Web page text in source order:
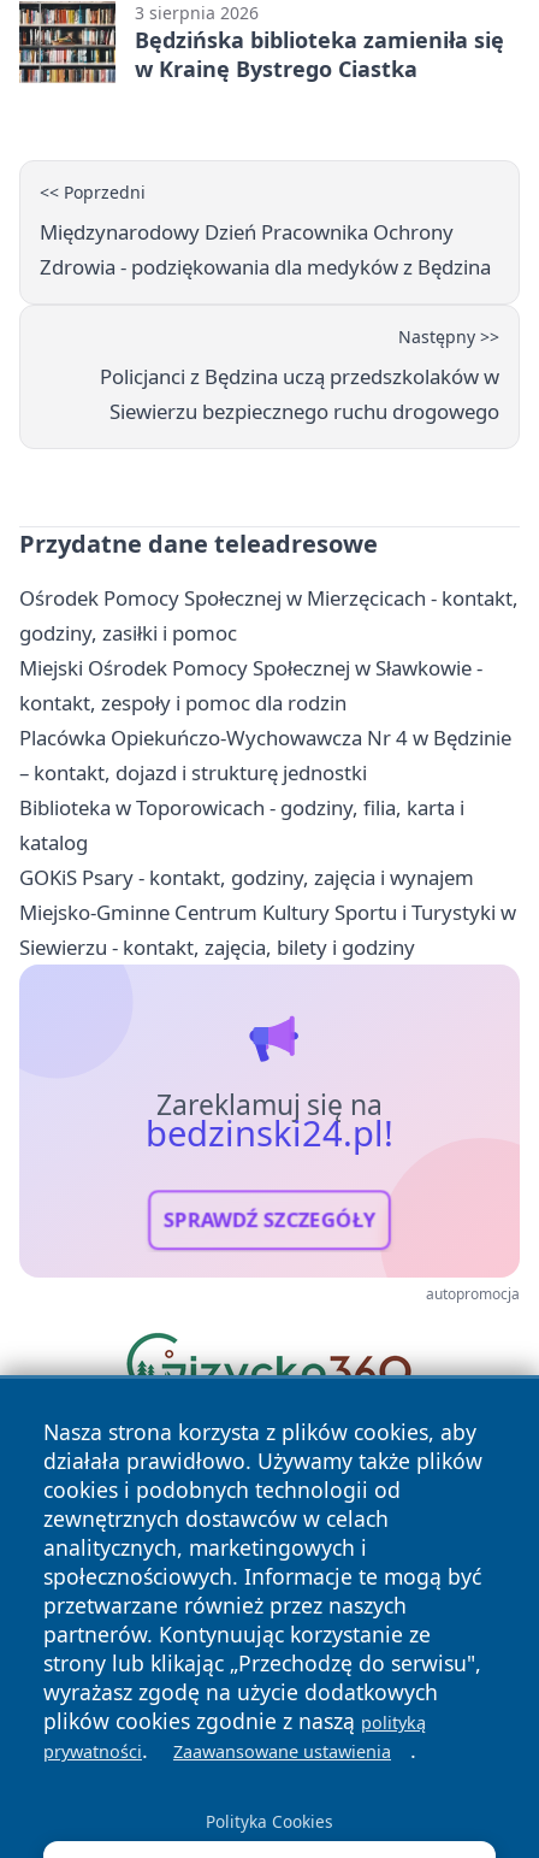
3 sierpnia 2026
Będzińska biblioteka zamieniła się
w Krainę Bystrego Ciastka
<< Poprzedni
Międzynarodowy Dzień Pracownika Ochrony
Zdrowia - podziękowania dla medyków z Będzina
Następny >>
Policjanci z Będzina uczą przedszkolaków w
Siewierzu bezpiecznego ruchu drogowego
Przydatne dane teleadresowe
Ośrodek Pomocy Społecznej w Mierzęcicach - kontakt,
godziny, zasiłki i pomoc
Miejski Ośrodek Pomocy Społecznej w Sławkowie -
kontakt, zespoły i pomoc dla rodzin
Placówka Opiekuńczo-Wychowawcza Nr 4 w Będzinie
– kontakt, dojazd i strukturę jednostki
Biblioteka w Toporowicach - godziny, filia, karta i
katalog
GOKiS Psary - kontakt, godziny, zajęcia i wynajem
Miejsko-Gminne Centrum Kultury Sportu i Turystyki w
Siewierzu - kontakt, zajęcia, bilety i godziny
Zareklamuj się na
bedzinski24.pl!
SPRAWDŹ SZCZEGÓŁY
autopromocja
Nasza strona korzysta z plików cookies, aby
działała prawidłowo. Używamy także plików
cookies i podobnych technologii od
zewnętrznych dostawców w celach
analitycznych, marketingowych i
społecznościowych. Informacje te mogą być
przetwarzane również przez naszych
partnerów. Kontynuując korzystanie ze
strony lub klikając „Przechodzę do serwisu",
wyrażasz zgodę na użycie dodatkowych
plików cookies zgodnie z naszą polityką
prywatności. Zaawansowane ustawienia .
Polityka Cookies
Copyright © 2026 bedzinski24.pl Wszystkie prawa
zastrzeżone.
News Autorzy
Polityka
Prywatności
Polityka
Cookies